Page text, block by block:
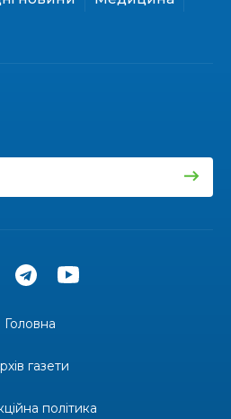
Денисенко бере участь у
свято краси, мистецтва
постатей Бахмута –
Головна
газети
політика